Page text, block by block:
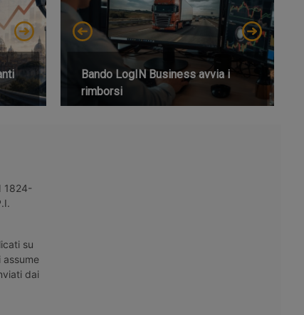
Bando LogIN Business avvia i
rimborsi
1824-
su
dai